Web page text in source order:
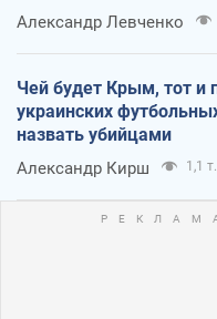
Александр Левченко
Чей будет Крым, тот и
украинских
назвать убийцами
Александр Кирш 1,1 т.